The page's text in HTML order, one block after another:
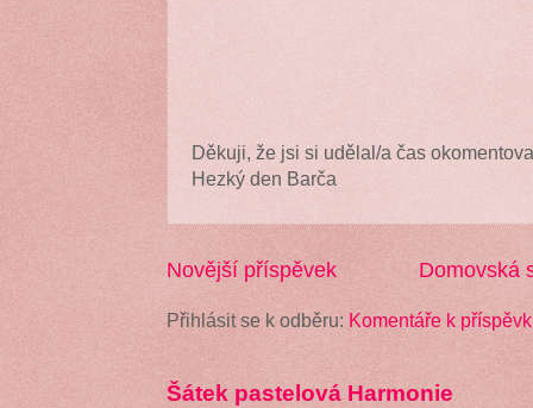
Děkuji, že jsi si udělal/a čas
Hezký den Barča
Novější příspěvek Domovská
Přihlásit se k odběru: Komentáře k
Šátek pastelová Harmonie